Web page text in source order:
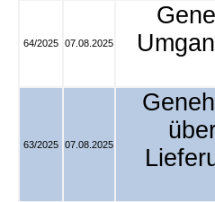
64/2025 07.08.2025
63/2025 07.08.2025